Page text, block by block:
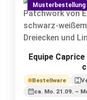
Musterbestellung
Equipe
Bestellware
ca. Mo. 21.09. –